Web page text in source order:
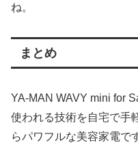
ね。
まとめ
YA-MAN WAVY mini for
使われる技術を自宅で手
らパワフルな美容家電で